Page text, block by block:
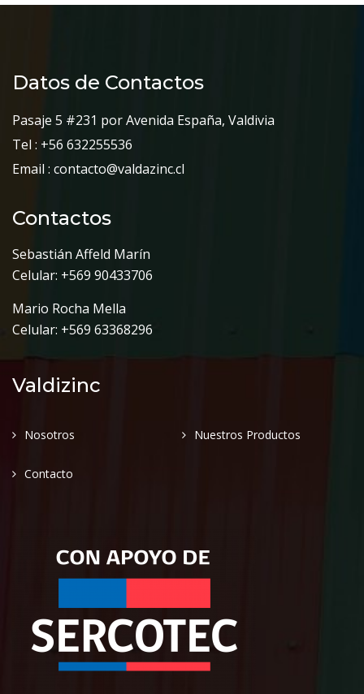
Datos de Contactos
Pasaje 5 #231 por Avenida España, Valdivia
Tel : +56 632255536
Email : contacto@valdazinc.cl
Contactos
Sebastián Affeld Marín
Celular: +569 90433706
Mario Rocha Mella
Celular: +569 63368296
Valdizinc
Nosotros Nuestros Productos
Contacto